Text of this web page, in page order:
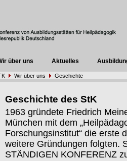
über uns Aktuelles
Wir über uns Geschichte
Geschichte des StK
1963 gründete Friedrich
München mit dem
Forschungsinstitut“ die erste
weitere Gründungen folgten.
STÄNDIGEN KONFERENZ